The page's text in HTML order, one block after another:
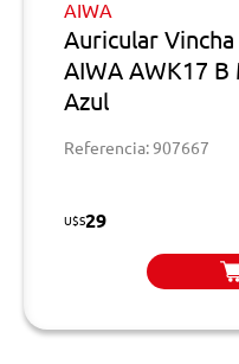
AIWA
Auricular
AIWA AWK17 B
Azul
Referencia: 907667
U$S29